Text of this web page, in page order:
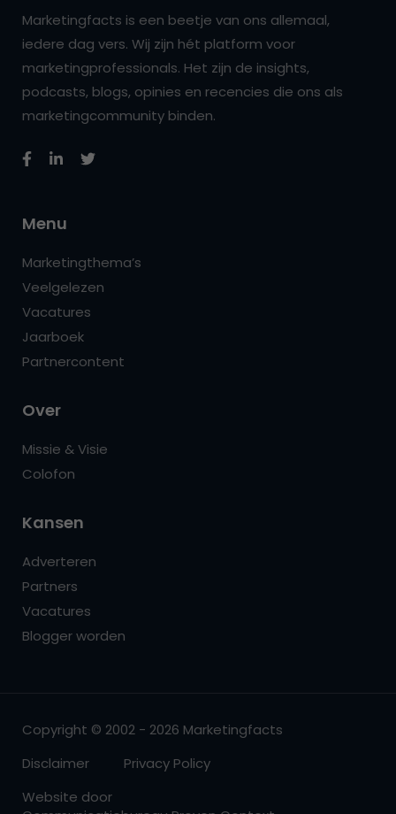
Marketingfacts is een beetje van ons allemaal,
iedere dag vers. Wij zijn hét platform voor
marketingprofessionals. Het zijn de insights,
podcasts, blogs, opinies en recencies die ons als
marketingcommunity binden.
Menu
Marketingthema’s
Veelgelezen
Vacatures
Jaarboek
Partnercontent
Over
Missie & Visie
Colofon
Kansen
Adverteren
Partners
Vacatures
Blogger worden
Copyright © 2002 - 2026 Marketingfacts
Disclaimer
Privacy Policy
Website door